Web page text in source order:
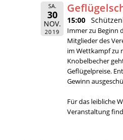
SA.
30
NOV.
2019
15:00
Immer zu Beginn
Mitglieder des
im Wettkampf zu
Knobelbecher
Geflügelpreise.
Gewinn
Für das leibliche
Veranstaltung